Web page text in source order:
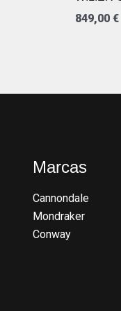
849,00 €
Marcas
Cannondale
Mondraker
Conway